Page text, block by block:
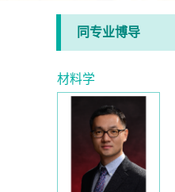
同专业博导
材料学